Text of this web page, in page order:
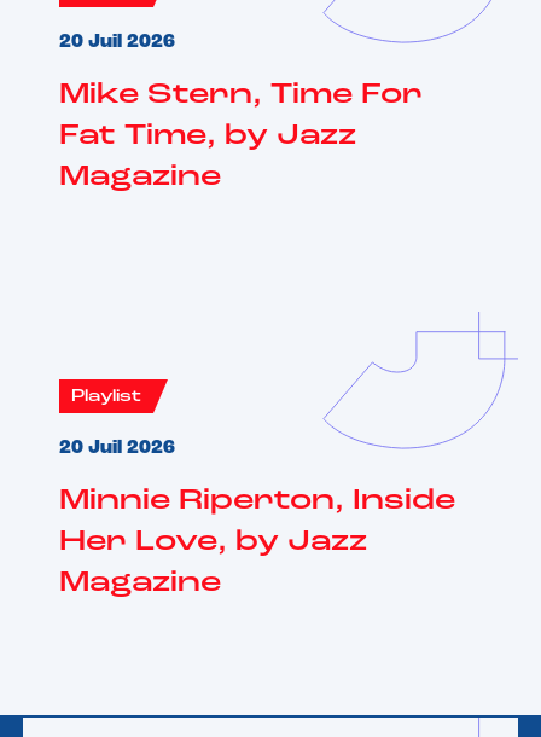
20 Juil 2026
Mike Stern, Time For
Fat Time, by Jazz
Magazine
Playlist
20 Juil 2026
Minnie Riperton, Inside
Her Love, by Jazz
Magazine